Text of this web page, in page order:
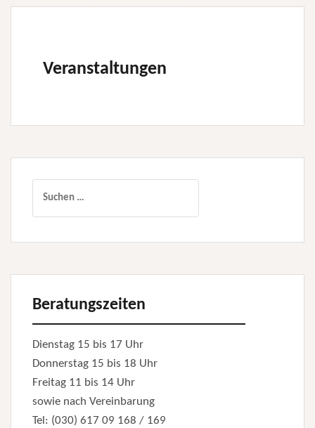
Veranstaltungen
Beratungszeiten
Dienstag 15 bis 17 Uhr
Donnerstag 15 bis 18 Uhr
Freitag 11 bis 14 Uhr
sowie nach Vereinbarung
Tel: (030) 617 09 168 / 169